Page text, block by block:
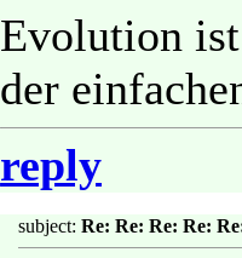
Evolution
der
reply
subject: Re: Re: Re: Re: